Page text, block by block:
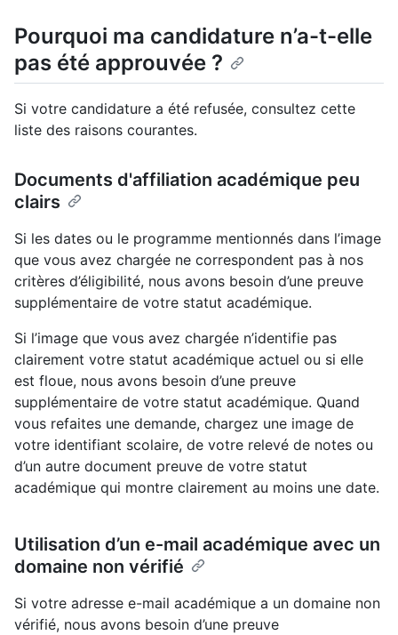
Pourquoi ma candidature n’a-t-elle
pas été approuvée ?
Si votre candidature a été refusée, consultez cette
liste des raisons courantes.
Documents d'affiliation académique peu
clairs
Si les dates ou le programme mentionnés dans l’image
que vous avez chargée ne correspondent pas à nos
critères d’éligibilité, nous avons besoin d’une preuve
supplémentaire de votre statut académique.
Si l’image que vous avez chargée n’identifie pas
clairement votre statut académique actuel ou si elle
est floue, nous avons besoin d’une preuve
supplémentaire de votre statut académique. Quand
vous refaites une demande, chargez une image de
votre identifiant scolaire, de votre relevé de notes ou
d’un autre document preuve de votre statut
académique qui montre clairement au moins une date.
Utilisation d’un e-mail académique avec un
domaine non vérifié
Si votre adresse e-mail académique a un domaine non
vérifié, nous avons besoin d’une preuve